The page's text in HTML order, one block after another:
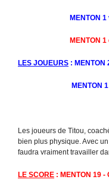
MENTON 1 victoire
MENTON 1
LES JOUEURS : MENTON
MENTON 1 :
Les joueurs de Titou,
bien plus physique. Avec
faudra vraiment travailler
LE SCORE : MENTON 19 -